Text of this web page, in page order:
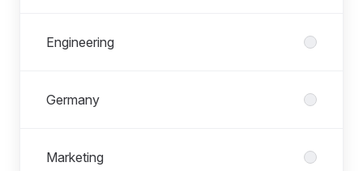
Engineering
Germany
Marketing